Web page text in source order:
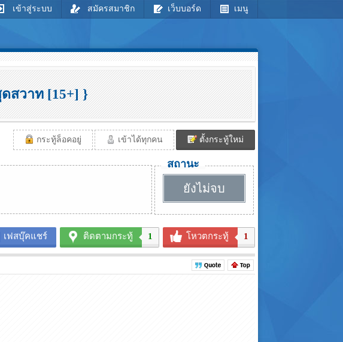
เข้าสู่ระบบ สมัครสมาชิก เว็บบอร์ด เมนู
สวาท [15+] }
กระทู้ล็อคอยู่ เข้าได้ทุกคน ตั้งกระทู้ใหม่
สถานะ
ยังไม่จบ
เฟสบุ๊คแชร์ ติดตามกระทู้ 1 โหวตกระทู้ 1